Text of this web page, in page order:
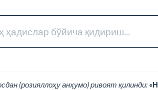
(розияллоҳу анҳумо) ривоят қилинди: